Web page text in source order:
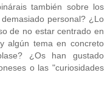
también sobre los
personal? ¿Lo
de no estar centrado en
algún tema en concreto
¿Os han gustado
o las "curiosidades